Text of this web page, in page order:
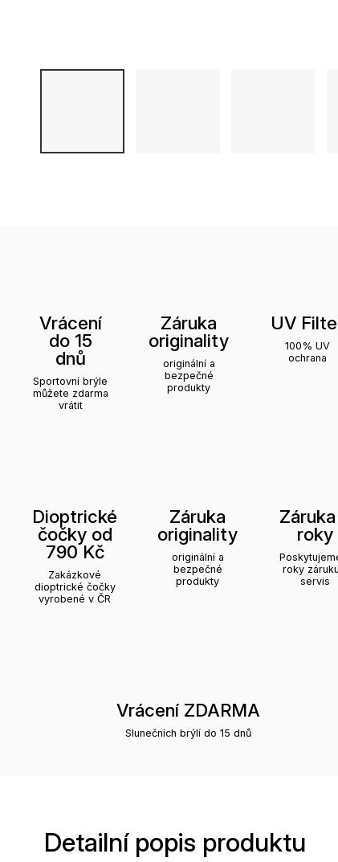
Vrácení
do 15
dnů
Sportovní brýle
můžete zdarma
vrátit
Záruka
originality
originální a
bezpečné
produkty
UV
100% UV
ochrana
Dioptrické
čočky od
790 Kč
Zakázkové
dioptrické čočky
vyrobené v ČR
Záruka
originality
originální a
bezpečné
produkty
roky
roky
servis
Vrácení ZDARMA
Slunečních brýlí do 15 dnů
Detailní popis produktu